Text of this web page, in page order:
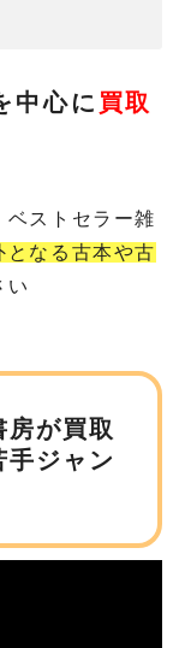
中心に 買取
ストセラー雑
となる古本や古
い
房が買取
手ジャン